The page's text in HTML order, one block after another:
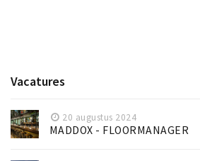
Vacatures
20 augustus 2024
MADDOX - FLOORMANAGER